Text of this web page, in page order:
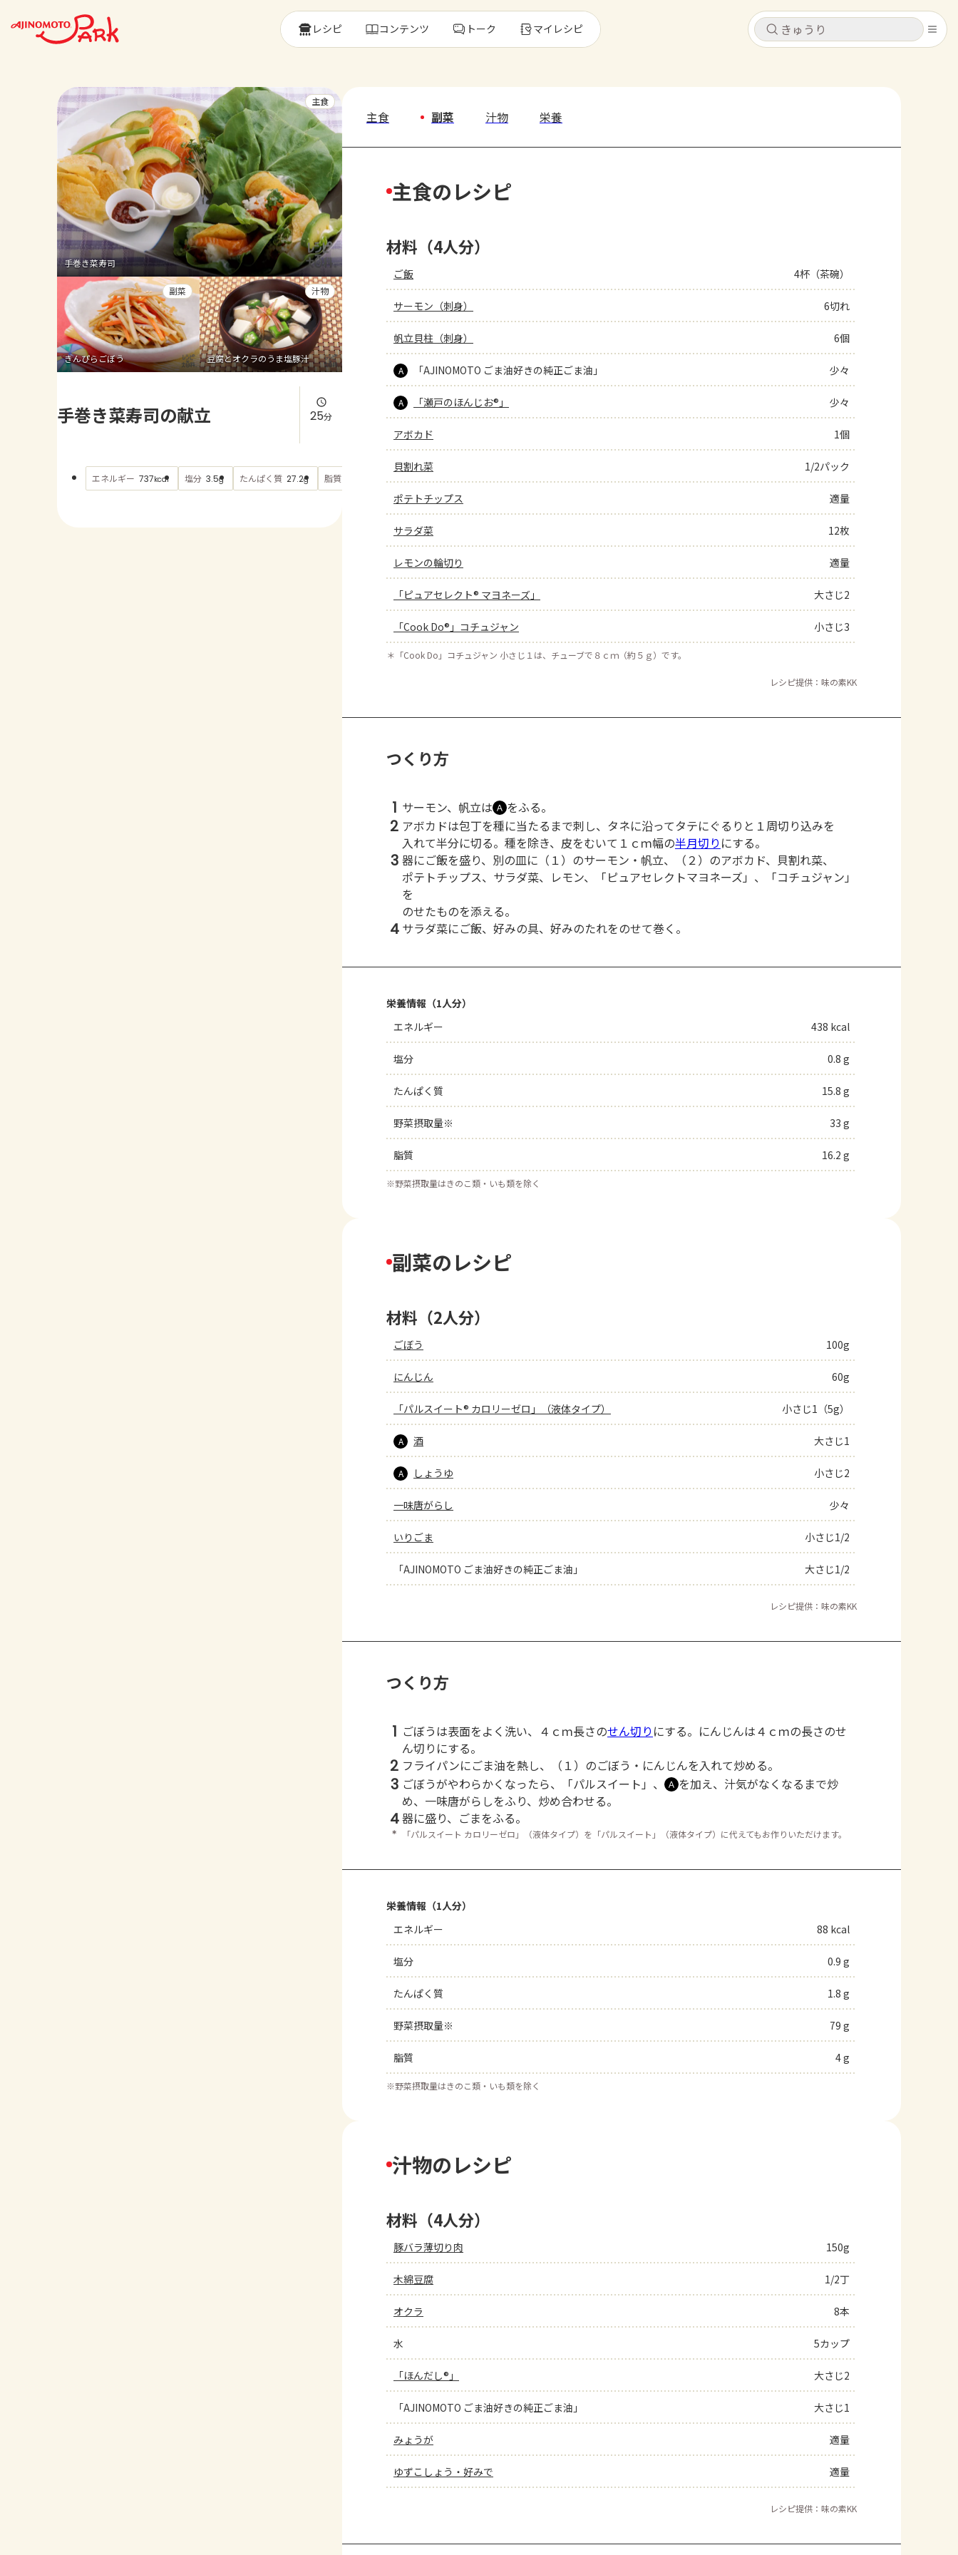
キャンセル
よくあるお問い合わせ
お買い物
キャンセル
レシピ コンテンツ トーク マイレシピ
手巻き菜寿司
主食
きんぴらごぼう
副菜
豆腐とオクラのうま塩豚汁
汁物
手巻き菜寿司の献立 25分
エネルギー 737kcal 塩分 3.5g たんぱく質 27.2g 脂質 もっと見る
主食 副菜 汁物 栄養
主食のレシピ
材料（4人分）
ご飯 4杯（茶碗）
サーモン（刺身） 6切れ
帆立貝柱（刺身） 6個
A 「AJINOMOTO ごま油好きの純正ごま油」 少々
A 「瀬戸のほんじお®」 少々
アボカド 1個
貝割れ菜 1/2パック
ポテトチップス 適量
サラダ菜 12枚
レモンの輪切り 適量
「ピュアセレクト® マヨネーズ」 大さじ2
「Cook Do®」コチュジャン 小さじ3
＊ 「Cook Do」コチュジャン 小さじ１は、チューブで８ｃｍ（約５ｇ）です。
レシピ提供：味の素KK
つくり方
1 サーモン、帆立は Ａ をふる。
2 アボカドは包丁を種に当たるまで刺し、タネに沿ってタテにぐるりと１周切り込みを
入れて半分に切る。種を除き、皮をむいて１ｃｍ幅の半月切り にする。
3 器にご飯を盛り、別の皿に（１）のサーモン・帆立、（２）のアボカド、貝割れ菜、
ポテトチップス、サラダ菜、レモン、「ピュアセレクトマヨネーズ」、「コチュジャン」
を
のせたものを添える。
4 サラダ菜にご飯、好みの具、好みのたれをのせて巻く。
栄養情報（1人分）
エネルギー
438 kcal
塩分 0.8 g
たんぱく質 15.8 g
野菜摂取量※ 33 g
脂質 16.2 g
※野菜摂取量はきのこ類・いも類を除く
副菜のレシピ
材料（2人分）
ごぼう 100g
にんじん 60g
「パルスイート® カロリーゼロ」（液体タイプ） 小さじ1（5g）
A 酒 大さじ1
A しょうゆ 小さじ2
一味唐がらし 少々
いりごま 小さじ1/2
「AJINOMOTO ごま油好きの純正ごま油」 大さじ1/2
レシピ提供：味の素KK
つくり方
1 ごぼうは表面をよく洗い、４ｃｍ長さのせん切り にする。にんじんは４ｃｍの長さのせ
ん切りにする。
2 フライパンにごま油を熱し、（１）のごぼう・にんじんを入れて炒める。
3 ごぼうがやわらかくなったら、「パルスイート」、 Ａ を加え、汁気がなくなるまで炒
め、一味唐がらしをふり、炒め合わせる。
4器に盛り、ごまをふる。
＊ 「パルスイート カロリーゼロ」（液体タイプ）を「パルスイート」（液体タイプ）に代えてもお作りいただけます。
栄養情報（1人分）
エネルギー
88 kcal
塩分 0.9 g
たんぱく質 1.8 g
野菜摂取量※ 79 g
脂質 4 g
※野菜摂取量はきのこ類・いも類を除く
汁物のレシピ
材料（4人分）
豚バラ薄切り肉 150g
木綿豆腐 1/2丁
オクラ 8本
水 5カップ
「ほんだし®」 大さじ2
「AJINOMOTO ごま油好きの純正ごま油」 大さじ1
みょうが 適量
ゆずこしょう・好みで 適量
レシピ提供：味の素KK